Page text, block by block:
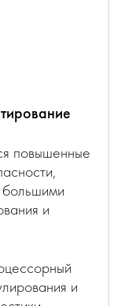
повышенные
большими
и
и